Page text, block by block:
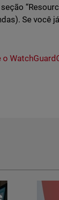
Se você